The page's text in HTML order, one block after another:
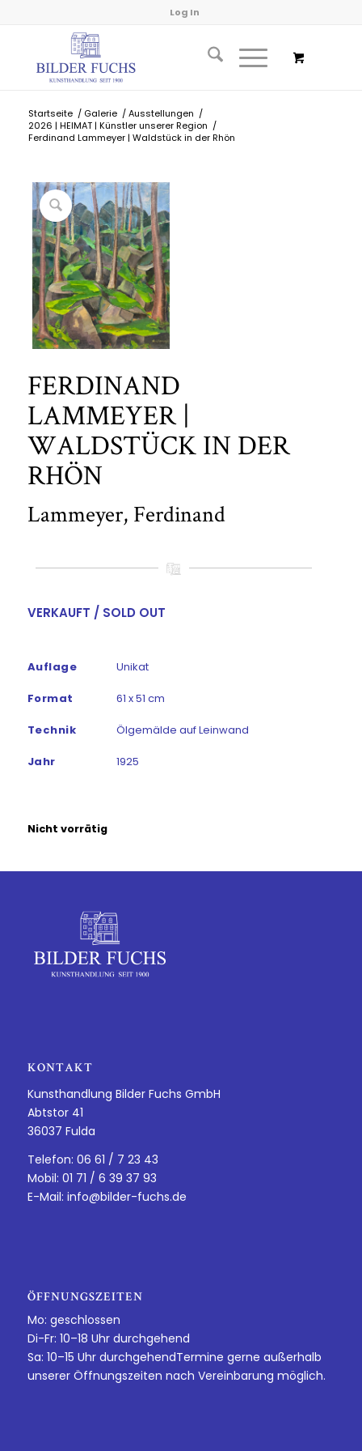
Log In
Startseite / Galerie / Ausstellungen /
2026 | HEIMAT | Künstler unserer Region /
Ferdinand Lammeyer | Waldstück in der Rhön
FERDINAND
LAMMEYER |
WALDSTÜCK IN DER
RHÖN
Lammeyer, Ferdinand
VERKAUFT / SOLD OUT
Auflage Unikat
Format 61 x 51 cm
Technik Ölgemälde auf Leinwand
Jahr 1925
Nicht vorrätig
KONTAKT
Kunsthandlung Bilder Fuchs GmbH
Abtstor 41
36037 Fulda
Telefon: 06 61 / 7 23 43
Mobil: 01 71 / 6 39 37 93
E-Mail: info@bilder-fuchs.de
ÖFFNUNGSZEITEN
Mo: geschlossen
Di-Fr: 10–18 Uhr durchgehend
Sa: 10–15 Uhr durchgehendTermine gerne außerhalb
unserer Öffnungszeiten nach Vereinbarung möglich.